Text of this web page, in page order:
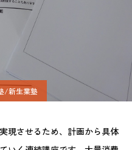
/新生業塾
現させるため、計画から具体